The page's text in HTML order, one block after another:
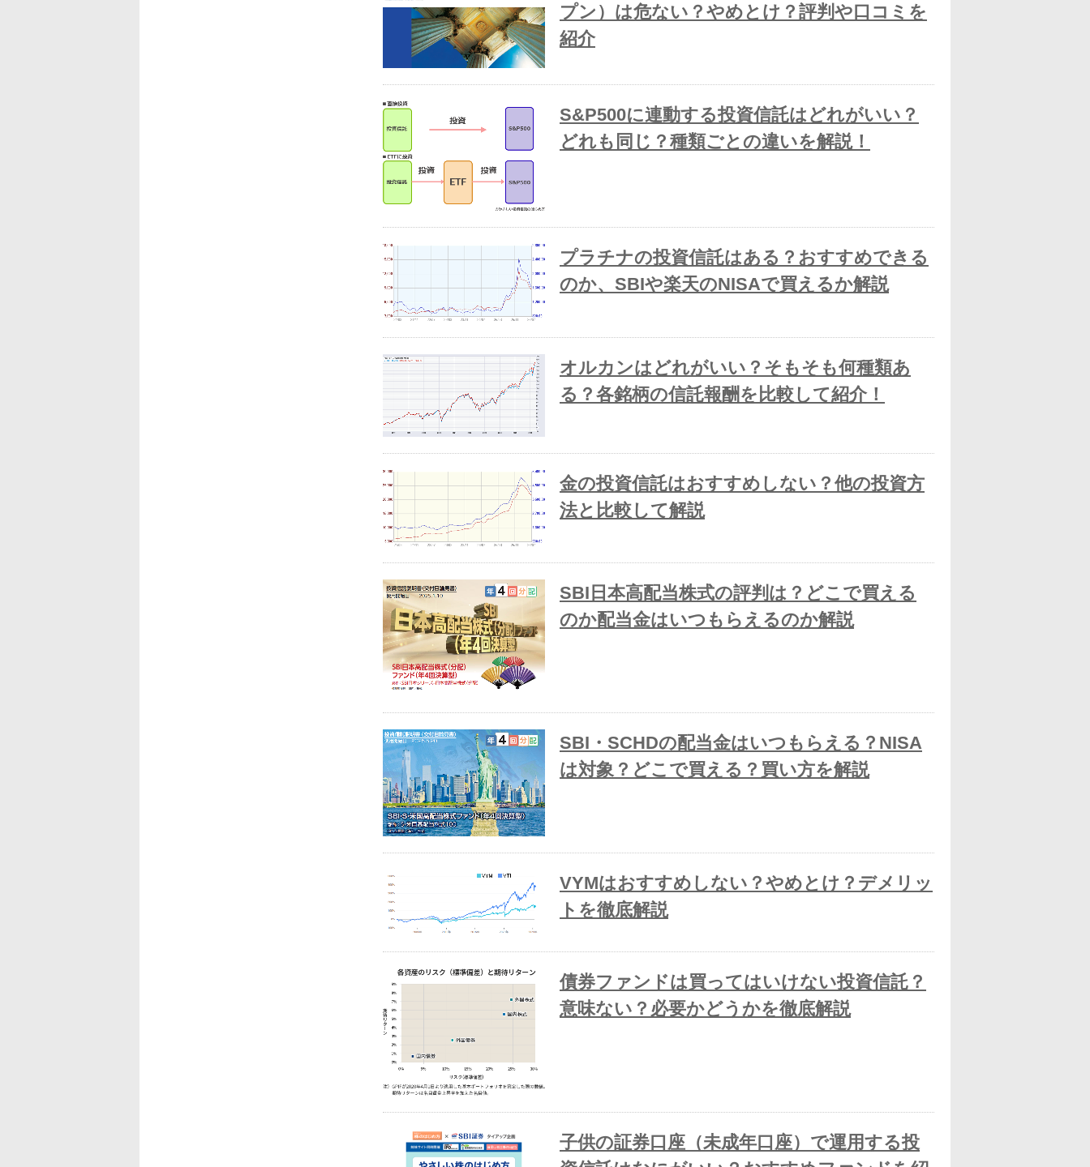
プン）は危ない？やめとけ？評判や口コミを
紹介
S&P500に連動する投資信託はどれがいい？
どれも同じ？種類ごとの違いを解説！
プラチナの投資信託はある？おすすめできる
のか、SBIや楽天のNISAで買えるか解説
オルカンはどれがいい？そもそも何種類あ
る？各銘柄の信託報酬を比較して紹介！
金の投資信託はおすすめしない？他の投資方
法と比較して解説
SBI日本高配当株式の評判は？どこで買える
のか配当金はいつもらえるのか解説
SBI・SCHDの配当金はいつもらえる？NISA
は対象？どこで買える？買い方を解説
VYMはおすすめしない？やめとけ？デメリッ
トを徹底解説
債券ファンドは買ってはいけない投資信託？
意味ない？必要かどうかを徹底解説
子供の証券口座（未成年口座）で運用する投